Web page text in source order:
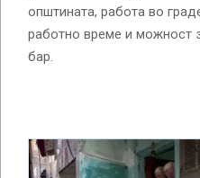
општината, работа во
работно време и можност
бар.